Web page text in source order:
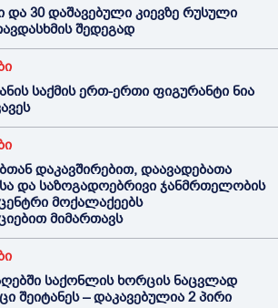
30 დაშავებული კიევზე რუსული
შედეგად
საქმის ერთ-ერთი ფიგურანტი ნია
დაკავშირებით, დაავადებათა
და საზოგადოებრივი ჯანმრთელობის
მოქალაქეებს
მიმართავს
საქონლის ხორცის ნაცვლად
შეიტანეს – დაკავებულია 2 პირი